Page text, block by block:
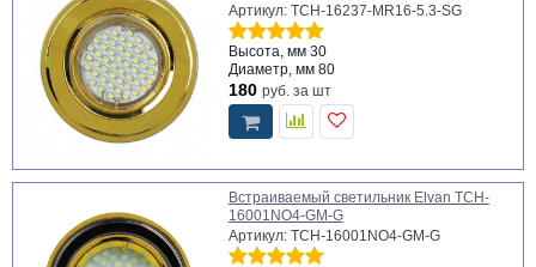
Артикул: TCH-16237-MR16-5.3-SG
Высота, мм 30
Диаметр, мм 80
180 руб. за шт
Встраиваемый светильник Elvan TCH-
16001NO4-GM-G
Артикул: TCH-16001NO4-GM-G